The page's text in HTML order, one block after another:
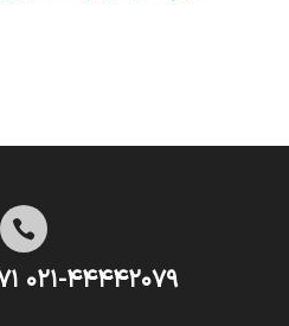

۰۲۱-۴۴۴۴۲۰۷۹ ۰۲۱-۴۴۴۲۶۷۷۱